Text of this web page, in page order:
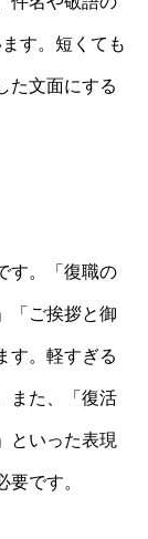
す。短くても
た文面にする
す。「復職の
「ご挨拶と御
す。軽すぎる
また、「復活
といった表現
です。